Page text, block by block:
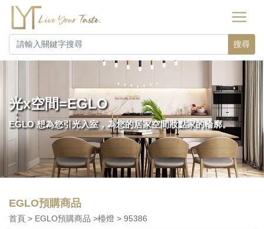
搜尋
光x空間=EGLO
EGLO 想為您引光入室，為您的居家空間妝點家的輪廓。
EGLO預購商品
首頁 > EGLO預購商品 >檯燈 > 95386